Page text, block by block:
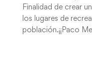
Finalidad de crear
los lugares de
población.¡¡Paco